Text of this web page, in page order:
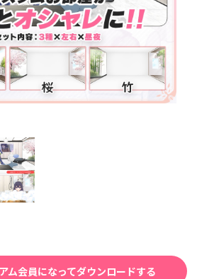
ム会員になってダウンロードする